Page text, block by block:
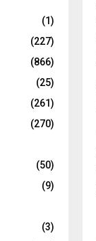
(1)
(227)
(866)
(25)
(261)
(270)
(50)
(9)
(3)